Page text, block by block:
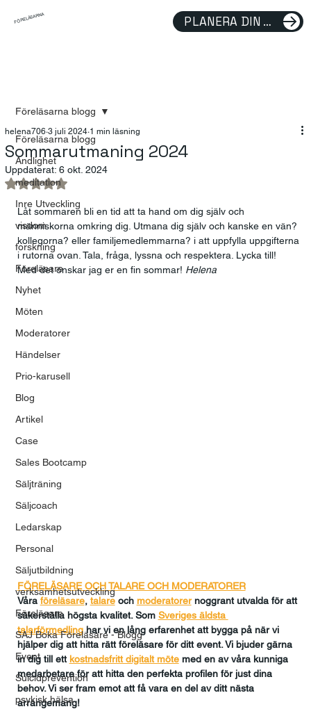
FÖRELÄSARNA PLANERA DIN FÖRELÄSNING
Föreläsarna blogg
Andlighet
meditation
Inre Utveckling
visdom
forskning
Föreläsare
Nyhet
Möten
Moderatorer
Händelser
Prio-karusell
Blog
Artikel
Case
Sales Bootcamp
Säljträning
Säljcoach
Ledarskap
Personal
Säljutbildning
verksamhetsutveckling
Föreläsare
SAJ Boka Föreläsare - Blogg
Event
Suicidprevention
psykisk hälsa
Föreläsarna blogg
Sommarutmaning 2024
helena706 3 juli 2024 1 min läsning
Uppdaterat: 6 okt. 2024
Betygsatt till NaN av 5 stjärnor.
Låt sommaren bli en tid att ta hand om dig själv och
människorna omkring dig. Utmana dig själv och kanske en vän?
kollegorna? eller familjemedlemmarna? i att uppfylla uppgifterna
i rutorna ovan. Tala, fråga, lyssna och respektera. Lycka till!
Med det önskar jag er en fin sommar! Helena
FÖRELÄSARE OCH TALARE OCH MODERATORER
Våra föreläsare, talare och moderatorer noggrant utvalda för att
säkerställa högsta kvalitet. Som Sveriges äldsta
talarförmedling har vi en lång erfarenhet att bygga på när vi
hjälper dig att hitta rätt föreläsare för ditt event. Vi bjuder gärna
in dig till ett kostnadsfritt digitalt möte med en av våra kunniga
medarbetare för att hitta den perfekta profilen för just dina
behov. Vi ser fram emot att få vara en del av ditt nästa
arrangemang!